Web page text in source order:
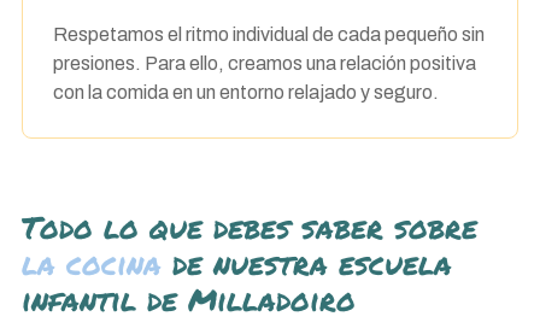
Respetamos el ritmo individual de cada pequeño sin
presiones. Para ello, creamos una relación positiva
con la comida en un entorno relajado y seguro.
Todo lo que debes saber sobre
la cocinade nuestra escuela
infantil de Milladoiro